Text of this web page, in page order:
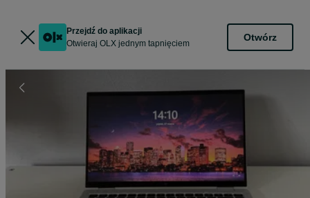
Przejdź do aplikacji
Otwieraj OLX jednym tapnięciem
Otwórz